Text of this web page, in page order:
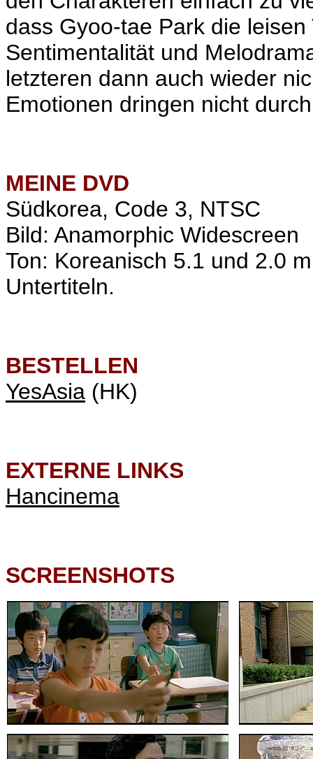
dass Gyoo-tae Park die
Sentimentalität und
letzteren dann auch wieder
Emotionen dringen nicht
MEINE DVD
Südkorea, Code 3, NTSC
Bild: Anamorphic Widescreen
Ton: Koreanisch 5.1 und 2.0
Untertiteln.
BESTELLEN
YesAsia (HK)
EXTERNE LINKS
Hancinema
SCREENSHOTS